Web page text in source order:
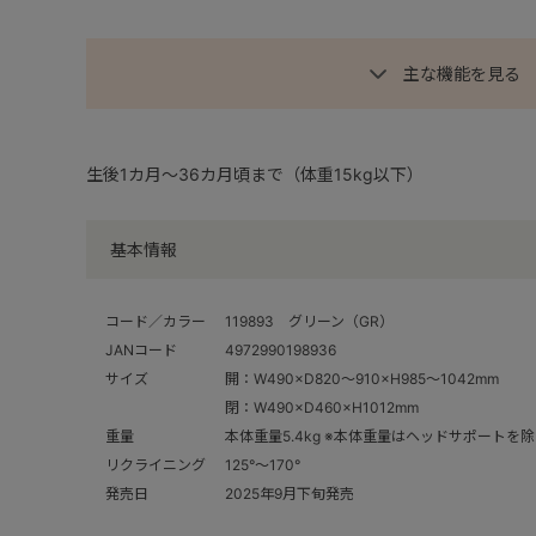
基本情報
コード／カラー
119893 グリーン（GR）
JANコード
4972990198936
サイズ
開：W490×D820～910×H985～1042mm
閉：W490×D460×H1012mm
重量
本体重量5.4kg ※本体重量はヘッドサポートを
リクライニング
125°～170°
発売日
2025年9月下旬発売
主な機能を見る
生後1カ月～36カ月頃まで（体重15kg以下）